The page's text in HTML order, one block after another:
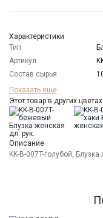
Характеристики
Тип
Артикул
Состав сырья
Бренд
Модель
Цвет
Ворот
Манжет
Карман
Показать еще
Этот товар в других цветах
Описание
KK-B-007T-голубой,